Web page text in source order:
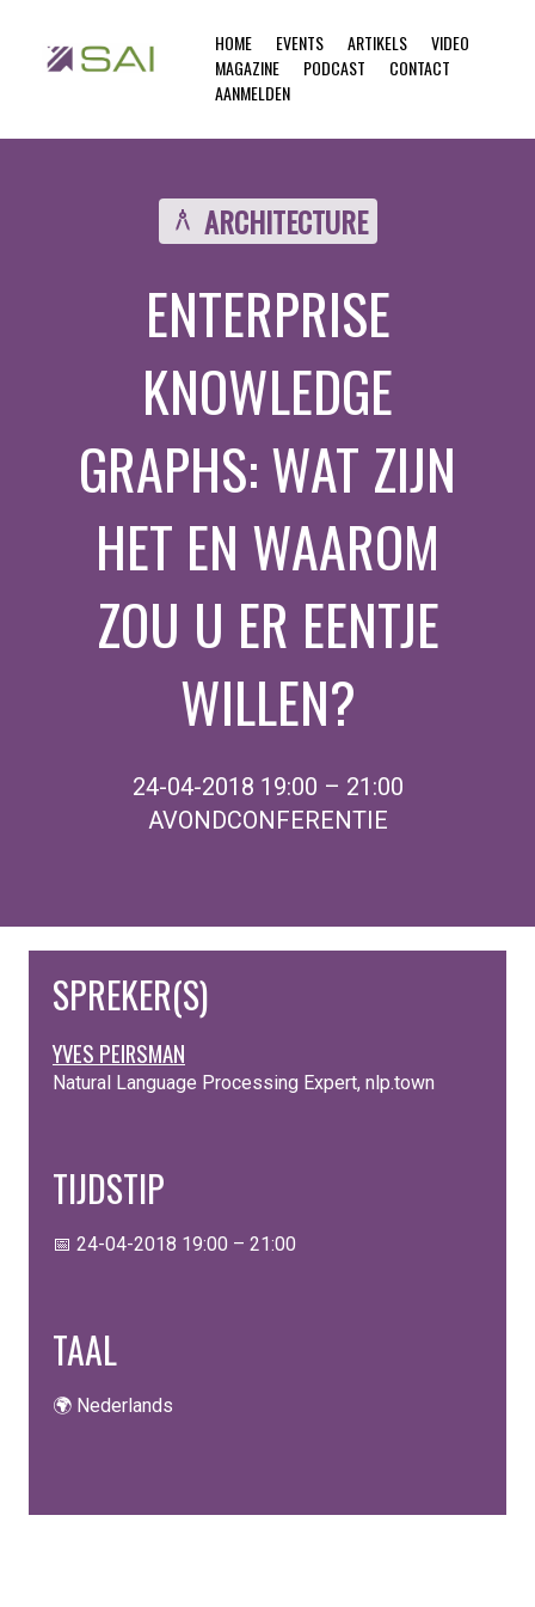
HOME EVENTS ARTIKELS
VIDEO
MAGAZINE
PODCAST
CONTACT
AANMELDEN
architecture ARCHITECTURE
ENTERPRISE
KNOWLEDGE
GRAPHS: WAT ZIJN
HET EN WAAROM
ZOU U ER EENTJE
WILLEN?
24-04-2018 19:00 – 21:00
AVONDCONFERENTIE
SPREKER(S)
YVES PEIRSMAN
Natural Language Processing Expert, nlp.town
TIJDSTIP
📅 24-04-2018 19:00 – 21:00
TAAL
🌍 Nederlands